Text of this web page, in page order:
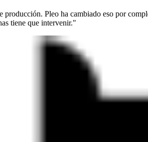
Pleo ha cambiado eso por
tiene que intervenir."